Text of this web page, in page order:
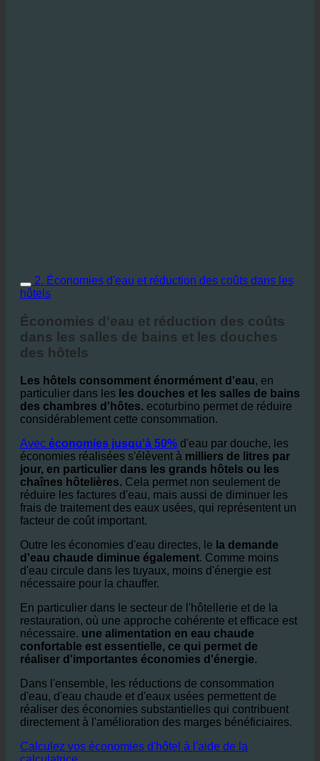
2. Économies d'eau et réduction des coûts dans les
hôtels
Économies d'eau et réduction des coûts
dans les salles de bains et les douches
des hôtels
Les hôtels consomment énormément d'eau , en
particulier dans lesles douches et les salles de bains
considérablement cette consommation.
Avecéconomies jusqu'à 50%d'eau par douche, les
économies réalisées s'élèvent àmilliers de litres par
jour, en particulier dans les grands hôtels ou les
chaînes hôtelières.Cela permet non seulement de
réduire les factures d'eau, mais aussi de diminuer les
frais de traitement des eaux usées, qui représentent un
facteur de coût important.
Outre les économies d'eau directes, lela demande
d'eau chaude diminue également
. Comme moins
d'eau circule dans les tuyaux, moins d'énergie est
nécessaire pour la chauffer.
En particulier dans le secteur de l'hôtellerie et de la
restauration, où une approche cohérente et efficace est
nécessaire.une alimentation en eau chaude
confortable est essentielle, ce qui permet de
réaliser d'importantes économies d'énergie.
Dans l'ensemble, les réductions de consommation
d'eau, d'eau chaude et d'eaux usées permettent de
réaliser des économies substantielles qui contribuent
directement à l'amélioration des marges bénéficiaires.